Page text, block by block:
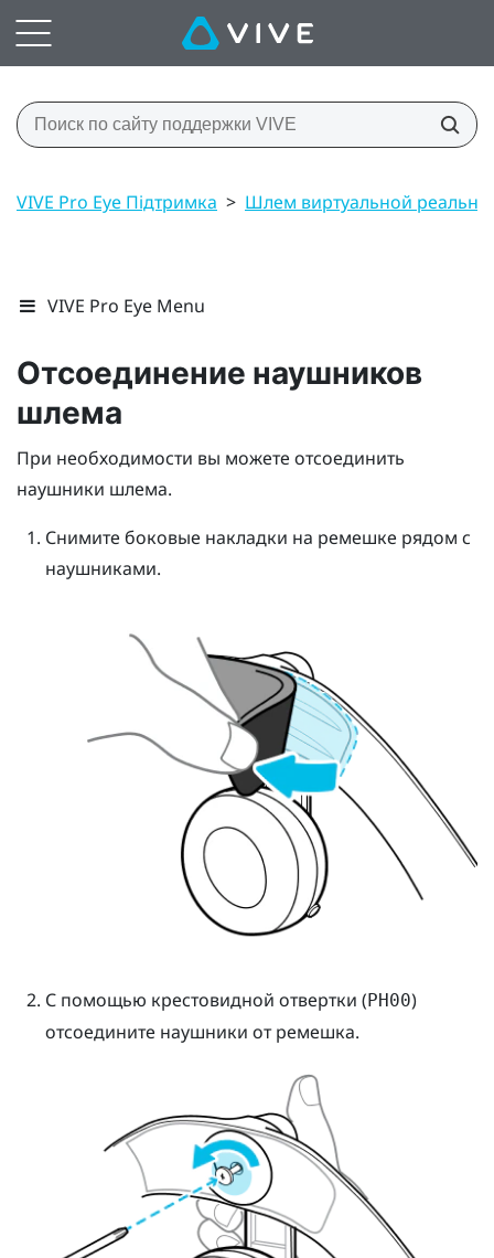
VIVE Pro Eye Підтримка > Шлем виртуальной
VIVE Pro Eye Menu
Отсоединение наушников
шлема
При необходимости вы можете отсоединить
наушники шлема.
Снимите боковые накладки на ремешке рядом с
наушниками.
С помощью крестовидной отвертки ( PH00)
отсоедините наушники от ремешка.